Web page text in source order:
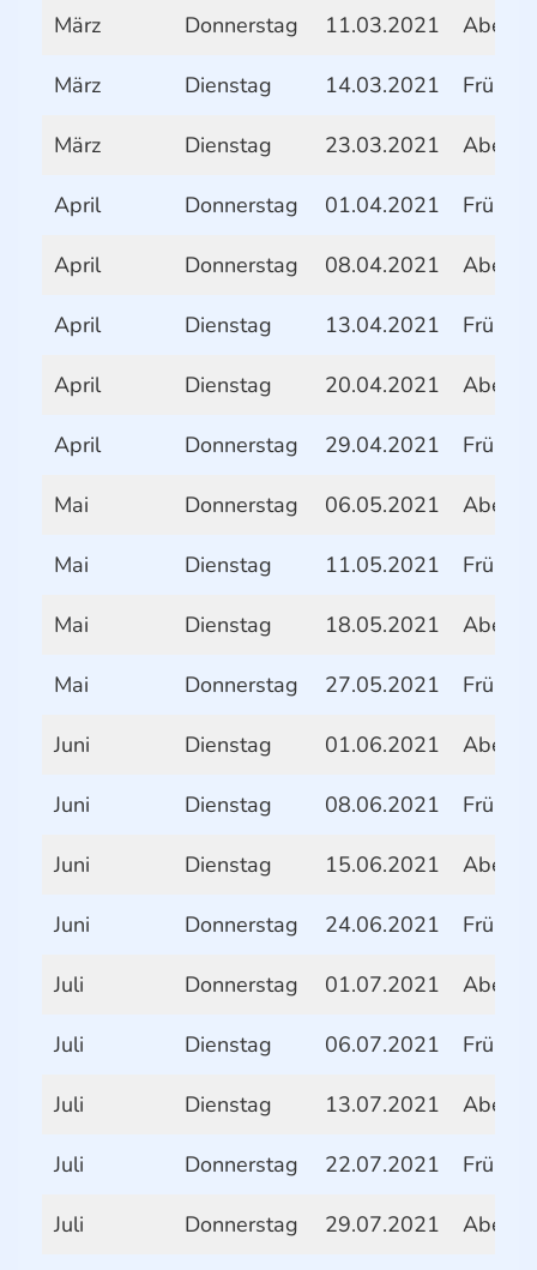
März Donnerstag 11.03.2021 Abend
März Dienstag 14.03.2021
März Dienstag 23.03.2021 Abend
April Donnerstag 01.04.2021
April Donnerstag 08.04.2021 Abend
April Dienstag 13.04.2021
April Dienstag 20.04.2021 Abend
April Donnerstag 29.04.2021
Mai Donnerstag 06.05.2021 Abend
Mai Dienstag 11.05.2021
Mai Dienstag 18.05.2021 Abend
Mai Donnerstag 27.05.2021
Juni Dienstag 01.06.2021 Abend
Juni Dienstag 08.06.2021
Juni Dienstag 15.06.2021 Abend
Juni Donnerstag 24.06.2021
Juli Donnerstag 01.07.2021 Abend
Juli Dienstag 06.07.2021
Juli Dienstag 13.07.2021 Abend
Juli Donnerstag 22.07.2021
Juli Donnerstag 29.07.2021 Abend